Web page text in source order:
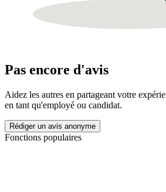
Pas encore d'avis
Aidez les autres en partageant votre
en tant qu'employé ou candidat.
Rédiger un avis anonyme
Fonctions populaires